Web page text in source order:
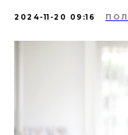
2024-11-20 09:16